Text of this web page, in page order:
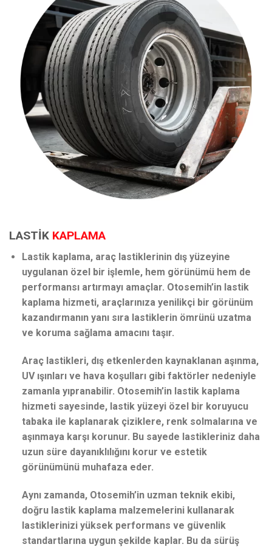
LASTİK KAPLAMA
Lastik kaplama, araç lastiklerinin dış yüzeyine
uygulanan özel bir işlemle, hem görünümü hem de
performansı artırmayı amaçlar. Otosemih’in lastik
kaplama hizmeti, araçlarınıza yenilikçi bir görünüm
kazandırmanın yanı sıra lastiklerin ömrünü uzatma
ve koruma sağlama amacını taşır.
Araç lastikleri, dış etkenlerden kaynaklanan aşınma,
UV ışınları ve hava koşulları gibi faktörler nedeniyle
zamanla yıpranabilir. Otosemih’in lastik kaplama
hizmeti sayesinde, lastik yüzeyi özel bir koruyucu
tabaka ile kaplanarak çiziklere, renk solmalarına ve
aşınmaya karşı korunur. Bu sayede lastikleriniz daha
uzun süre dayanıklılığını korur ve estetik
görünümünü muhafaza eder.
Aynı zamanda, Otosemih’in uzman teknik ekibi,
doğru lastik kaplama malzemelerini kullanarak
lastiklerinizi yüksek performans ve güvenlik
standartlarına uygun şekilde kaplar. Bu da sürüş